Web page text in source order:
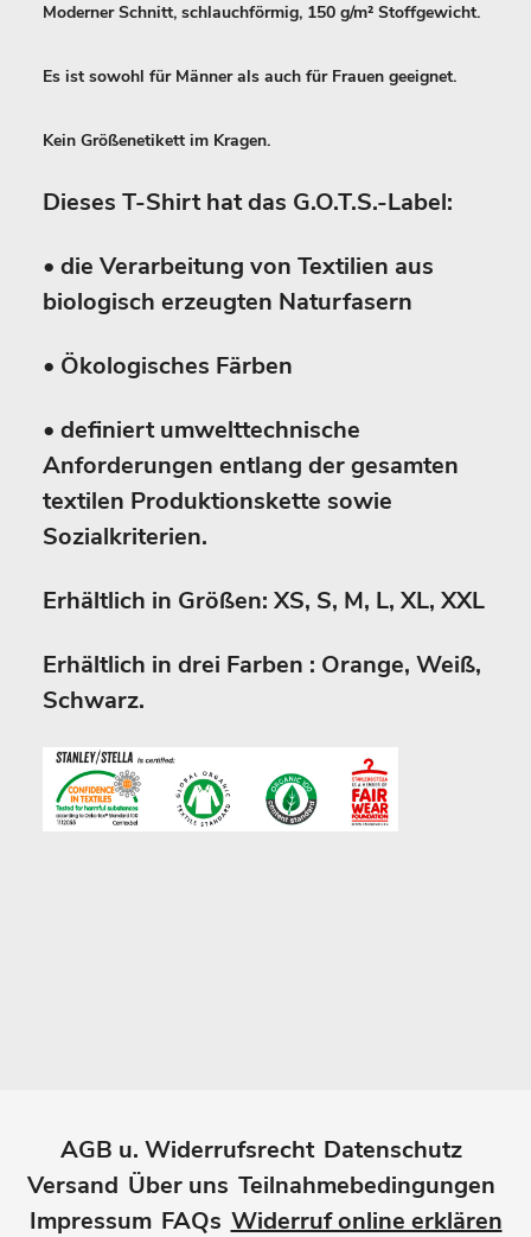
Moderner Schnitt, schlauchförmig, 150 g/m² Stoffgewicht.
Es ist sowohl für Männer als auch für Frauen geeignet.
Kein Größenetikett im Kragen.
Dieses T-Shirt hat das G.O.T.S.-Label:
• die Verarbeitung von Textilien aus
biologisch erzeugten Naturfasern
• Ökologisches Färben
• definiert umwelttechnische
Anforderungen entlang der gesamten
textilen Produktionskette sowie
Sozialkriterien.
Erhältlich in Größen: XS, S, M, L, XL, XXL
Erhältlich in drei Farben : Orange, Weiß,
Schwarz.
AGB u. Widerrufsrecht Datenschutz
Versand Über uns Teilnahmebedingungen
Impressum FAQs Widerruf online erklären